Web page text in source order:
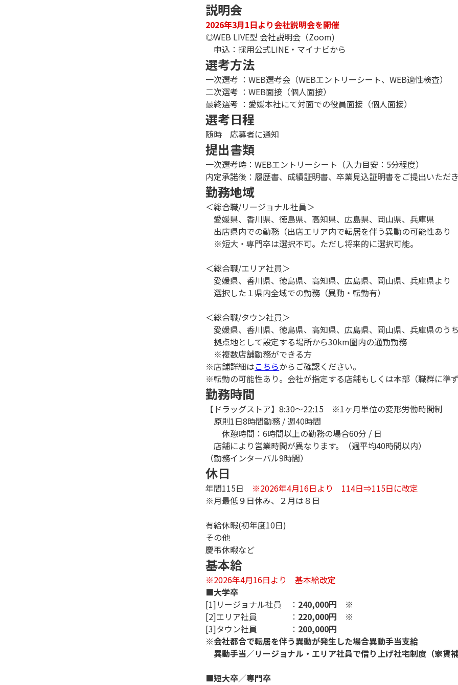
説明会
2026年3月1日より会社説明会を開催
◎WEB LIVE型 会社説明会（Zoom)
申込：採用公式LINE・マイナビから
選考方法
一次選考 ：WEB選考会（WEBエントリーシート、WEB適性検査）
二次選考 ：WEB面接（個人面接）
最終選考 ：愛媛本社にて対面での役員面接（個人面接）
選考日程
随時 応募者に通知
提出書類
一次選考時：WEBエントリーシート（入力目安：5分程度）
内定承諾後：履歴書、成績証明書、卒業見込証明書をご提出いただ
勤務地域
＜総合職/リージョナル社員＞
愛媛県、香川県、徳島県、高知県、広島県、岡山県、兵庫県
出店県内での勤務（出店エリア内で転居を伴う異動の可能性あり
※短大・専門卒は選択不可。ただし将来的に選択可能。
＜総合職/エリア社員＞
愛媛県、香川県、徳島県、高知県、広島県、岡山県、兵庫県より
選択した１県内全域での勤務（異動・転勤有）
＜総合職/タウン社員＞
愛媛県、香川県、徳島県、高知県、広島県、岡山県、兵庫県のう
拠点地として設定する場所から30km圏内の通勤勤務
※複数店舗勤務ができる方
※店舗詳細はこちらからご確認ください。
※転勤の可能性あり。会社が指定する店舗もしくは本部（職群に準
勤務時間
【ドラッグストア】8:30～22:15 ※1ヶ月単位の変形労働時間制
原則1日8時間勤務 / 週40時間
休憩時間：6時間以上の勤務の場合60分 / 日
店舗により営業時間が異なります。（週平均40時間以内）
（勤務インターバル9時間）
休日
年間115日 ※2026年4月16日より 114日⇒115日に改定
※月最低９日休み、２月は８日
有給休暇(初年度10日)
その他
慶弔休暇など
基本給
※2026年4月16日より 基本給改定
■大学卒
[1]リージョナル社員 ： 240,000円 ※
[2]エリア社員 ： 220,000円 ※
[3]タウン社員 ： 200,000円
※会社都合で転居を伴う異動が発生した場合異動手当支給
異動手当／リージョナル・エリア社員で借り上げ社宅制度（家賃
■短大卒／専門卒